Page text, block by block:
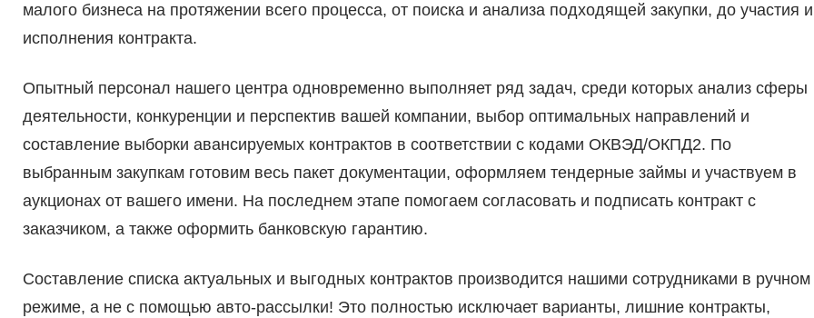
малого бизнеса на протяжении всего процесса, от поиска и анализа подходящей закупки, до участия и
исполнения контракта.
Опытный персонал нашего центра одновременно выполняет ряд задач, среди которых анализ сферы
деятельности, конкуренции и перспектив вашей компании, выбор оптимальных направлений и
составление выборки авансируемых контрактов в соответствии с кодами ОКВЭД/ОКПД2. По
выбранным закупкам готовим весь пакет документации, оформляем тендерные займы и участвуем в
аукционах от вашего имени. На последнем этапе помогаем согласовать и подписать контракт с
заказчиком, а также оформить банковскую гарантию.
Составление списка актуальных и выгодных контрактов производится нашими сотрудниками в ручном
режиме, а не с помощью авто-рассылки! Это полностью исключает варианты, лишние контракты,